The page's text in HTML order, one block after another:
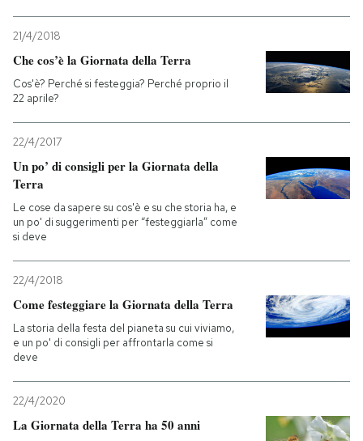
21/4/2018
Che cos’è la Giornata della Terra
Cos'è? Perché si festeggia? Perché proprio il
22 aprile?
22/4/2017
Un po’ di consigli per la Giornata della
Terra
Le cose da sapere su cos'è e su che storia ha, e
un po' di suggerimenti per “festeggiarla” come
si deve
22/4/2018
Come festeggiare la Giornata della Terra
La storia della festa del pianeta su cui viviamo,
e un po' di consigli per affrontarla come si
deve
22/4/2020
La Giornata della Terra ha 50 anni